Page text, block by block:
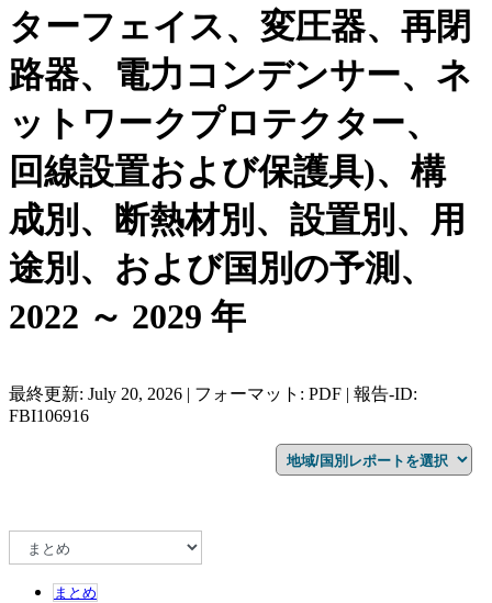
ターフェイス、変圧器、再閉
路器、電力コンデンサー、ネ
ットワークプロテクター、
回線設置および保護具)、構
成別、断熱材別、設置別、用
途別、および国別の予測、
2022 ～ 2029 年
最終更新: July 20, 2026 | フォーマット: PDF | 報告-ID:
FBI106916
まとめ